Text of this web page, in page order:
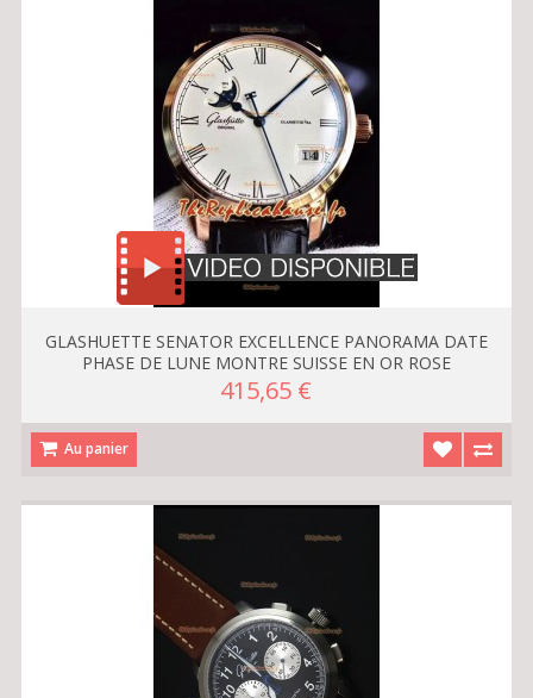
GLASHUETTE SENATOR EXCELLENCE PANORAMA DATE
PHASE DE LUNE MONTRE SUISSE EN OR ROSE
415,65 €
Au panier